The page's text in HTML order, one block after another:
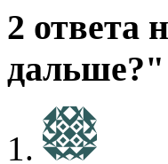
2 ответа
дальше?"